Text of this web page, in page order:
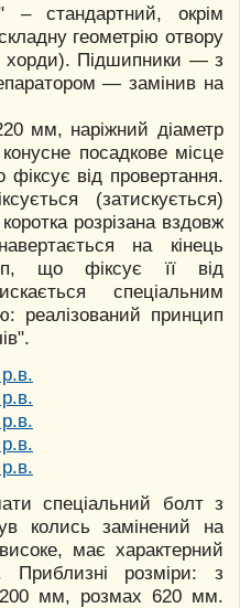
– стандартний, окрім
геометрію отвору
хорди). Підшипники — з
— замінив на
мм, наріжний діаметр
посадкове місце
від провертання.
(затискується)
розрізана вздовж
на кінець
що фіксує її від
спеціальним
реалізований принцип
спеціальний болт з
колись замінений на
має характерний
розміри: з
мм, розмах 620 мм.